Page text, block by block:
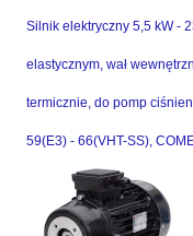
Silnik elektryczny 5,5 kW -
elastycznym, wał
termicznie, do pomp
59(E3) - 66(VHT-SS),